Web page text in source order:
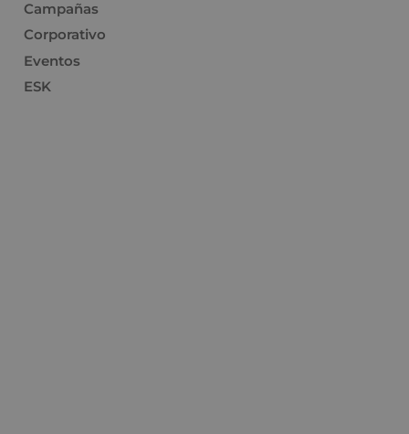
Campañas
Corporativo
Eventos
ESK